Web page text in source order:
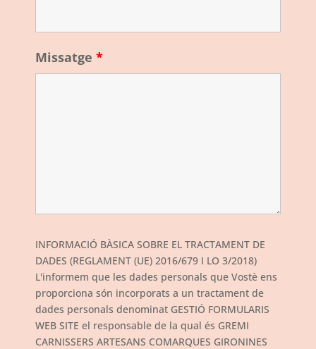
Missatge *
INFORMACIÓ BÀSICA SOBRE EL TRACTAMENT DE
DADES (REGLAMENT (UE) 2016/679 I LO 3/2018)
L'informem que les dades personals que Vostè ens
proporciona són incorporats a un tractament de
dades personals denominat GESTIÓ FORMULARIS
WEB SITE el responsable de la qual és GREMI
CARNISSERS ARTESANS COMARQUES GIRONINES